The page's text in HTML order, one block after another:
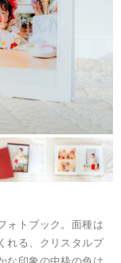
ォトブック。面種は
れる、クリスタルプ